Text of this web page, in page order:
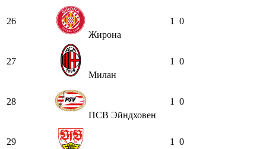
26
Жирона
1 0
27
Милан
1 0
28
ПСВ Эйндховен
1 0
29
1 0